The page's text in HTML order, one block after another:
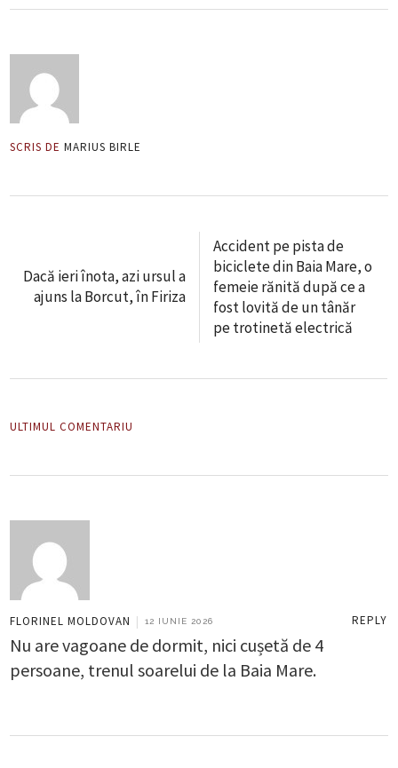
SCRIS DE MARIUS BIRLE
Dacă ieri înota, azi ursul a
ajuns la Borcut, în Firiza
Accident pe pista de
biciclete din Baia Mare, o
femeie rănită după ce a
fost lovită de un tânăr
pe trotinetă electrică
ULTIMUL COMENTARIU
FLORINEL MOLDOVAN | 12 IUNIE 2026 REPLY
Nu are vagoane de dormit, nici cușetă de 4
persoane, trenul soarelui de la Baia Mare.